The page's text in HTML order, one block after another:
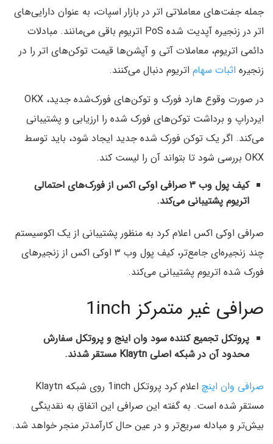
جمله جفت‌های معاملاتی اتر در بازار اسپات، به عنوان دارایی‌های
اتر در زنجیره آپدیت شده PoS اتریوم باقی می‌مانند. مبادلات
دائمی اتریوم، معاملات آتی و آپشن‌ها قیمت توکن‌های اتر را در
زنجیره اثبات سهام اتریوم دنبال می‌کنند.
در صورت وقوع هارد فورک و توکن‌های فورک‌شده جدید، OKX
ایردراپ و برداشت توکن‌های فورک شده را ارزیابی و پشتیبانی
می‌کند. اگر یک توکن فورک شده جدید ایجاد شود، باید توسط
OKX بررسی شود تا بتواند آن را لیست کند.
کیف پول وب ۳ صرافی اوکی اکس از فورک‌های احتمالی
اتریوم پشتیبانی می‌کند.
صرافی اوکی اکس اعلام کرد به منظور پشتیبانی از یک اکوسیستم
چند زنجیره‌ای جامع‌تر، کیف پول وب ۳ اوکی اکس از زنجیرهای
فورک شده اتریوم پشتیبانی می‌کند.
صرافی غیر متمرکز 1inch
پروتکل تجمیع کننده سود وان اینج و پروتکل سفارش
محدود آن در شبکه اصلی Klaytn مستقر شدند.
صرافی وان اینچ
اعلام کرد پروتکل 1inch روی شبکه Klaytn
مستقر شده است. به گفته این صرافی این اتفاق به نقدینگی
بیش‌تر و مبادله سریع‌تر و در عین حال کارآمدتر منجر خواهد شد.